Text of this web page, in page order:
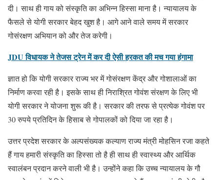
दी। साथ ही गाय को संस्कृति का अभिन्न हिस्सा माना है। न्यायालय के
फैसले से योगी सरकार बेहद खुश है। आगे आने वाले समय में सरकार
गोसंरक्षण अभियान को और तेज करेगी।
JDU विधायक ने तेजस ट्रेन में कर दी ऐसी हरकत की मच गया हंगामा
ज्ञात हो कि योगी सरकार राज्य भर में गोसंरक्षण केंद्र और गोशालाओं का
निर्माण करवा रही है। इसके साथ ही निराश्रित गोवंश संरक्षण के लिए भी
योगी सरकार ने योजना शुरू की है। सरकार की तरफ से प्रत्येक गोवंश पर
30 रुपये प्रतिदिन के हिसाब से गोपालकों को दिया जा रहा है।
उत्तर प्रदेश सरकार के अल्पसंख्यक कल्याण राज्य मंत्री मोहसिन रजा कहते
हैं गाय हमारी संस्कृति का हिस्सा तो है ही साथ ही स्वास्थ्य और आर्थिक
स्वालंबन प्रदान करने वाली भी है। उन्होंने कहा कि उच्च न्यायालय के गौ